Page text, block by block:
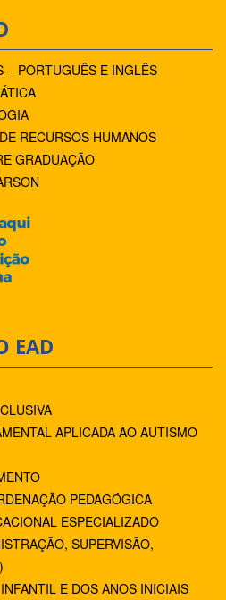
– PORTUGUÊS E INGLÊS
RECURSOS HUMANOS
GRADUAÇÃO
EAD
APLICADA AO AUTISMO
PEDAGÓGICA
ESPECIALIZADO
SUPERVISÃO,
E DOS ANOS INICIAIS